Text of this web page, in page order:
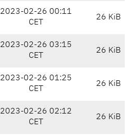
2023-02-26 00:11
CET
26 KiB
2023-02-26 03:15
CET
26 KiB
2023-02-26 01:25
CET
26 KiB
2023-02-26 02:12
CET
26 KiB